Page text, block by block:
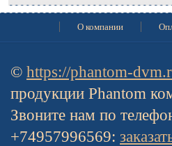
О компании
© https://phantom-
продукции Phantom
Звоните нам по
+74957996569: